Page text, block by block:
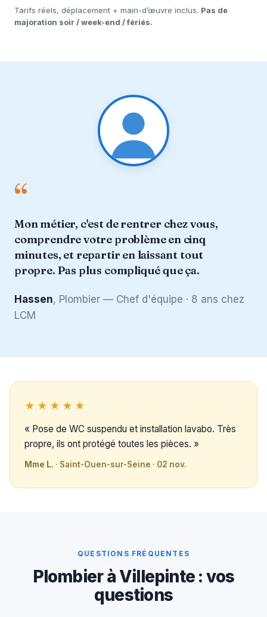
Tarifs réels, déplacement + main-d’œuvre inclus. Pas de
majoration soir / week-end / fériés.
“
Mon métier, c'est de rentrer chez vous,
comprendre votre problème en cinq
minutes, et repartir en laissant tout
propre. Pas plus compliqué que ça.
Hassen, Plombier — Chef d'équipe · 8 ans chez
LCM
★★★★★
« Pose de WC suspendu et installation lavabo. Très
propre, ils ont protégé toutes les pièces. »
Mme L. · Saint-Ouen-sur-Seine · 02 nov.
QUESTIONS FRÉQUENTES
Plombier à Villepinte : vos
questions